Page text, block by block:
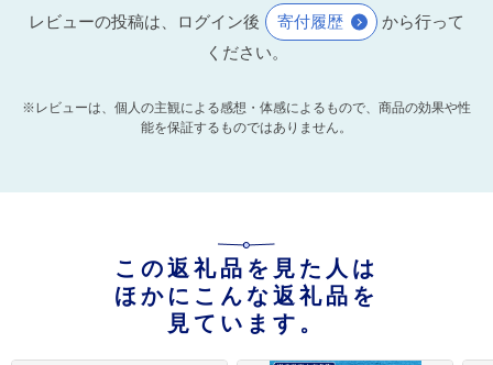
レビューの投稿は、ログイン後 寄付履歴
から行って
ください。
※レビューは、個人の主観による感想・体感によるもので、商品の効果や性
能を保証するものではありません。
この返礼品を見た人は
ほかにこんな返礼品を
見ています。